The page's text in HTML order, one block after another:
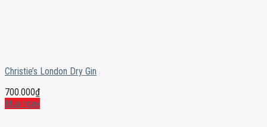
Christie’s London Dry Gin
700.000₫
Mua ngay